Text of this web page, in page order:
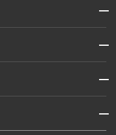
開閉
開閉
開閉
開閉